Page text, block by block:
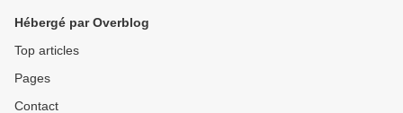
Hébergé par Overblog
Top articles
Pages
Contact